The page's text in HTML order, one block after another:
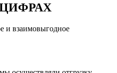
и взаимовыгодное